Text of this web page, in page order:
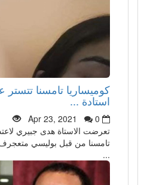
كوميساريا تامسنا
استادة ...
Apr 23, 2021
0
تعرضت الاستاة هدى جبيري
تامسنا من قبل بوليسي
...